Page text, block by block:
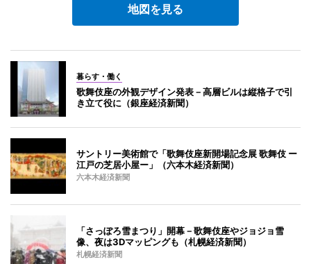
地図を見る
暮らす・働く
歌舞伎座の外観デザイン発表－高層ビルは縦格子で引
き立て役に（銀座経済新聞）
サントリー美術館で「歌舞伎座新開場記念展 歌舞伎 ー
江戸の芝居小屋ー」（六本木経済新聞）
六本木経済新聞
「さっぽろ雪まつり」開幕－歌舞伎座やジョジョ雪
像、夜は3Dマッピングも（札幌経済新聞）
札幌経済新聞